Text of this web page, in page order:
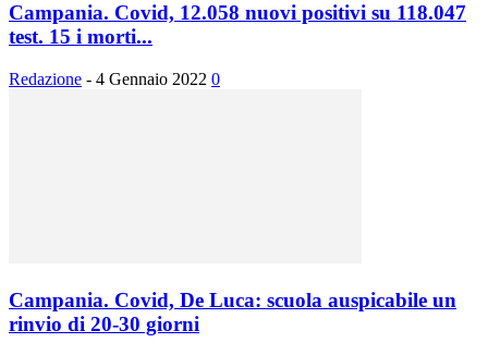
Campania. Covid, 12.058 nuovi positivi su 118.047
test. 15 i morti...
Redazione - 4 Gennaio 2022 0
Campania. Covid, De Luca: scuola auspicabile un
rinvio di 20-30 giorni